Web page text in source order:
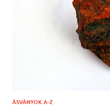
ÁSVÁNYOK A-Z